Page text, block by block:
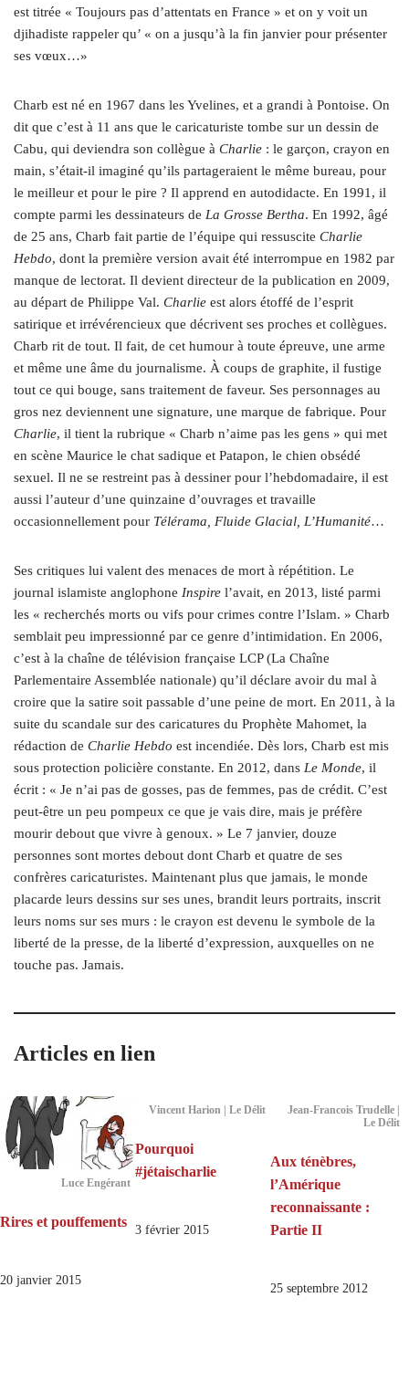
est titrée « Toujours pas d’attentats en France » et on y voit un
djihadiste rappeler qu’ « on a jusqu’à la fin janvier pour présenter
ses vœux…»
Charb est né en 1967 dans les Yvelines, et a grandi à Pontoise. On
dit que c’est à 11 ans que le caricaturiste tombe sur un dessin de
Cabu, qui deviendra son collègue à Charlie : le garçon, crayon en
main, s’était-il imaginé qu’ils partageraient le même bureau, pour
le meilleur et pour le pire ? Il apprend en autodidacte. En 1991, il
compte parmi les dessinateurs de La Grosse Bertha. En 1992, âgé
de 25 ans, Charb fait partie de l’équipe qui ressuscite Charlie
Hebdo, dont la première version avait été interrompue en 1982 par
manque de lectorat. Il devient directeur de la publication en 2009,
au départ de Philippe Val. Charlie est alors étoffé de l’esprit
satirique et irrévérencieux que décrivent ses proches et collègues.
Charb rit de tout. Il fait, de cet humour à toute épreuve, une arme
et même une âme du journalisme. À coups de graphite, il fustige
tout ce qui bouge, sans traitement de faveur. Ses personnages au
gros nez deviennent une signature, une marque de fabrique. Pour
Charlie, il tient la rubrique « Charb n’aime pas les gens » qui met
en scène Maurice le chat sadique et Patapon, le chien obsédé
sexuel. Il ne se restreint pas à dessiner pour l’hebdomadaire, il est
aussi l’auteur d’une quinzaine d’ouvrages et travaille
occasionnellement pour Télérama, Fluide Glacial, L’Humanité…
Ses critiques lui valent des menaces de mort à répétition. Le
journal islamiste anglophone Inspire l’avait, en 2013, listé parmi
les « recherchés morts ou vifs pour crimes contre l’Islam. » Charb
semblait peu impressionné par ce genre d’intimidation. En 2006,
c’est à la chaîne de télévision française LCP (La Chaîne
Parlementaire Assemblée nationale) qu’il déclare avoir du mal à
croire que la satire soit passable d’une peine de mort. En 2011, à la
suite du scandale sur des caricatures du Prophète Mahomet, la
rédaction de Charlie Hebdo est incendiée. Dès lors, Charb est mis
sous protection policière constante. En 2012, dans Le Monde, il
écrit : « Je n’ai pas de gosses, pas de femmes, pas de crédit. C’est
peut-être un peu pompeux ce que je vais dire, mais je préfère
mourir debout que vivre à genoux. » Le 7 janvier, douze
personnes sont mortes debout dont Charb et quatre de ses
confrères caricaturistes. Maintenant plus que jamais, le monde
placarde leurs dessins sur ses unes, brandit leurs portraits, inscrit
leurs noms sur ses murs : le crayon est devenu le symbole de la
liberté de la presse, de la liberté d’expression, auxquelles on ne
touche pas. Jamais.
Articles en lien
Luce Engérant
Rires et pouffements
20 janvier 2015
Vincent Harion | Le Délit
Pourquoi
#jétaischarlie
3 février 2015
Jean-Francois Trudelle |
Le Délit
Aux ténèbres,
l’Amérique
reconnaissante :
Partie II
25 septembre 2012